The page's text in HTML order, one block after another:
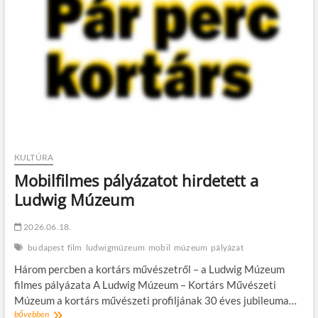
Balkan
VIP-
vel
ünnepli
születésnapját
Bagázs
KULTÚRA
Mobilfilmes pályázatot hirdetett a
Ludwig Múzeum
2026.06.18.
budapest film ludwigmúzeum mobil múzeum pályázat
Három percben a kortárs művészetről – a Ludwig Múzeum
filmes pályázata A Ludwig Múzeum – Kortárs Művészeti
Múzeum a kortárs művészeti profiljának 30 éves jubileuma…
bővebbenMobilfilmes